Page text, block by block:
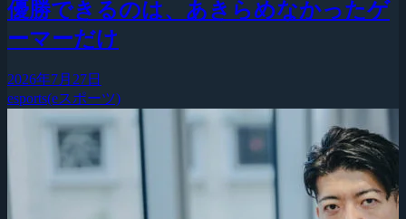
優勝できるのは、あきらめなかったゲ
ーマーだけ
2026年7月27日
esports(eスポーツ)